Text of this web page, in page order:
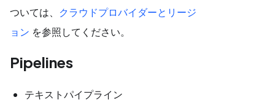
ついては、 クラウドプロバイダーとリージ
ョン を参照してください。
Pipelines
テキストパイプライン